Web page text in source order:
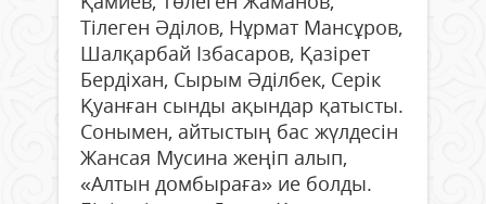
Тілеген Әділов, Нұрмат Мансұров,
Шалқарбай Ізбасаров, Қазірет
Бердіхан, Сырым Әділбек, Серік
Қуанған сынды ақындар қатысты.
Сонымен, айтыстың бас жүлдесін
Жансая Мусина жеңіп алып,
«Алтын домбыраға» ие болды.